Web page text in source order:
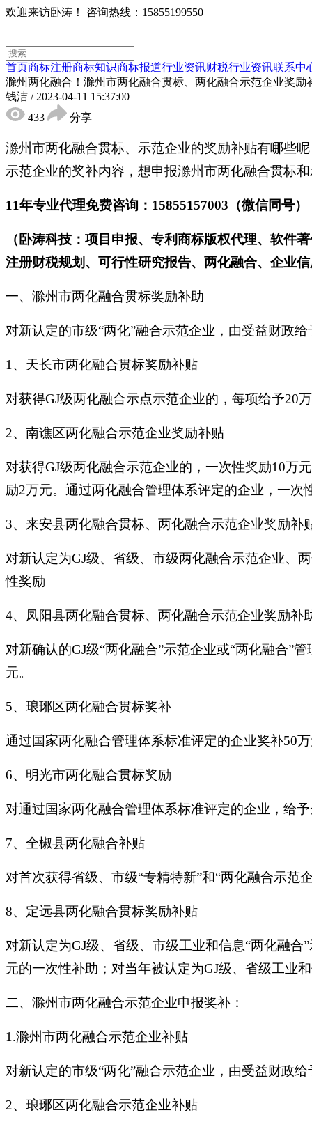
欢迎来访卧涛！ 咨询热线：15855199550
首页商标注册商标知识商标报道行业资讯财税行业资讯联系中
滁州两化融合！滁州市两化融合贯标、两化融合示范企业奖励
钱洁 / 2023-04-11 15:37:00
433
分享
滁州市两化融合贯标、示范企业的奖励补贴有哪些
示范企业的奖补内容，想申报滁州市两化融合贯标
11年专业代理免费咨询：15855157003（微信同号）
（卧涛科技：项目申报、专利商标版权代理、软件
注册财税规划、可行性研究报告、两化融合、企业
一、滁州市两化融合贯标奖励补助
对新认定的市级“两化”融合示范企业，由受益财政
1、天长市两化融合贯标奖励补贴
对获得GJ级两化融合示点示范企业的，每项给予20
2、南谯区两化融合示范企业奖励补贴
对获得GJ级两化融合示范企业的，一次性奖励10万
励2万元。通过两化融合管理体系评定的企业，一次
3、来安县两化融合贯标、两化融合示范企业奖励补
对新认定为GJ级、省级、市级两化融合示范企业、
性奖励
4、凤阳县两化融合贯标、两化融合示范企业奖励补
对新确认的GJ级“两化融合”示范企业或“两化融合”
元。
5、琅琊区两化融合贯标奖补
通过国家两化融合管理体系标准评定的企业奖补50
6、明光市两化融合贯标奖励
对通过国家两化融合管理体系标准评定的企业，给
7、全椒县两化融合补贴
对首次获得省级、市级“专精特新”和“两化融合示范
8、定远县两化融合贯标奖励补贴
对新认定为GJ级、省级、市级工业和信息“两化融
元的一次性补助；对当年被认定为GJ级、省级工业
二、滁州市两化融合示范企业申报奖补：
1.滁州市两化融合示范企业补贴
对新认定的市级“两化”融合示范企业，由受益财政
2、琅琊区两化融合示范企业补贴